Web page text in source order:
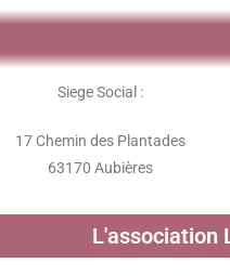
Siege Social :
17 Chemin des Plantades
63170 Aubières
L'association